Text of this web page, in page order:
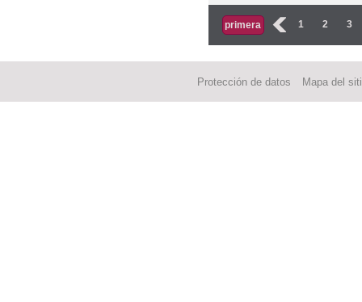
Páginas
primera ‹ 1 2 3
Protección de datos Mapa del